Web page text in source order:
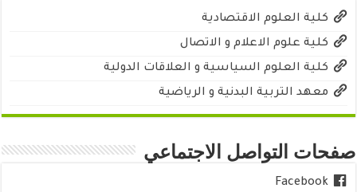
كلية العلوم الاقتصادية
كلية علوم الاعلام و الاتصال
كلية العلوم السياسية و العلاقات الدولية
معهد التربية البدنية و الرياضية
صفحات التواصل الاجتماعي
Facebook